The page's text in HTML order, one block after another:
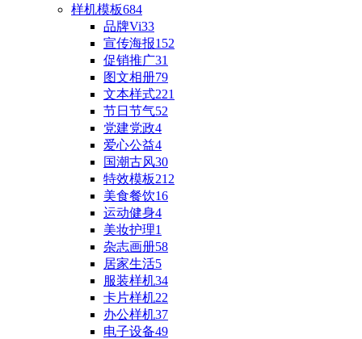
样机模板684
品牌Vi33
宣传海报152
促销推广31
图文相册79
文本样式221
节日节气52
党建党政4
爱心公益4
国潮古风30
特效模板212
美食餐饮16
运动健身4
美妆护理1
杂志画册58
居家生活5
服装样机34
卡片样机22
办公样机37
电子设备49